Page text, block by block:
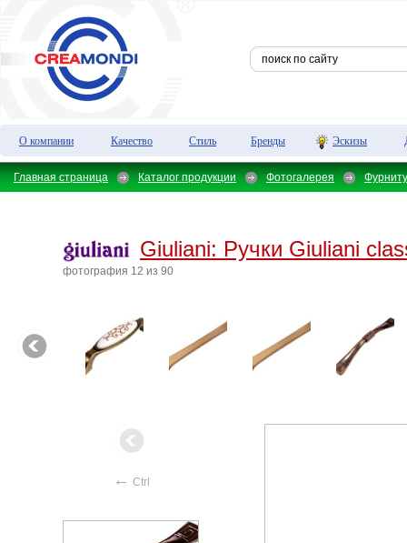
О компании Качество Стиль Бренды Эскизы
Главная страница Каталог продукции Фотогалерея
Giuliani: Ручки Giuliani
фотография 12 из 90
← Ctrl